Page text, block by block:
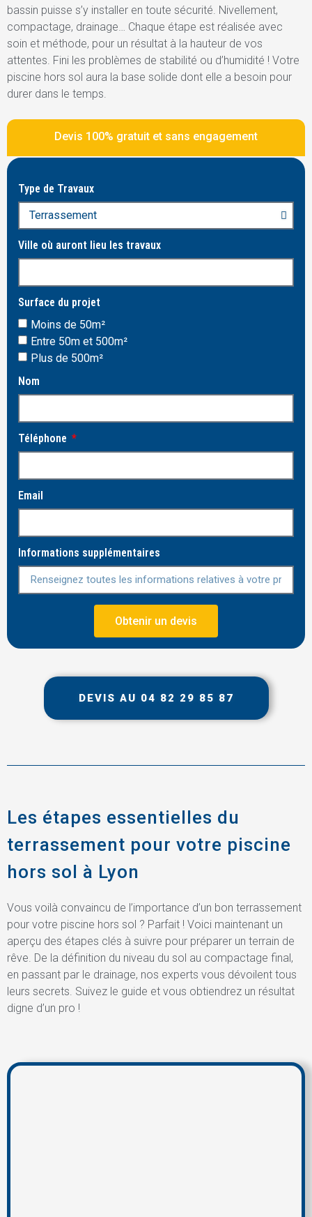
bassin puisse s’y installer en toute sécurité. Nivellement,
compactage, drainage… Chaque étape est réalisée avec
soin et méthode, pour un résultat à la hauteur de vos
attentes. Fini les problèmes de stabilité ou d’humidité ! Votre
piscine hors sol aura la base solide dont elle a besoin pour
durer dans le temps.
Devis 100% gratuit et sans engagement
Type de Travaux
Ville où auront lieu les travaux
Surface du projet
Moins de 50m²
Entre 50m et 500m²
Plus de 500m²
Nom
Téléphone
Email
Informations supplémentaires
Obtenir un devis
DEVIS AU 04 82 29 85 87
Les étapes essentielles du
terrassement pour votre piscine
hors sol à Lyon
Vous voilà convaincu de l’importance d’un bon terrassement
pour votre piscine hors sol ? Parfait ! Voici maintenant un
aperçu des étapes clés à suivre pour préparer un terrain de
rêve. De la définition du niveau du sol au compactage final,
en passant par le drainage, nos experts vous dévoilent tous
leurs secrets. Suivez le guide et vous obtiendrez un résultat
digne d’un pro !